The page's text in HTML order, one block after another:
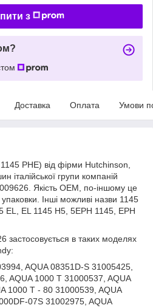
з
Доставка Оплата Умови
PHE) від фірми Hutchinson,
італійської групи компаній
Якість OEM, по-іншому це
Інші можливі назви 1145
EL, EL 1145 H5, 5EPH 1145, EPH
застосовується в таких моделях
AQUA 08351D-S 31005425,
AQUA 1000 T 31000537, AQUA
1000 T - 80 31000539, AQUA
07S 31002975, AQUA